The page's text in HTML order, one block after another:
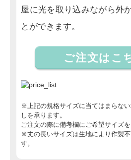
屋に光を取り込みながら外
とができます。
ご注文はこ
※上記の規格サイズに当てはまらな
しを承ります。
ご注文の際に備考欄にご希望サイズ
※丈の長いサイズは生地により作製
す。